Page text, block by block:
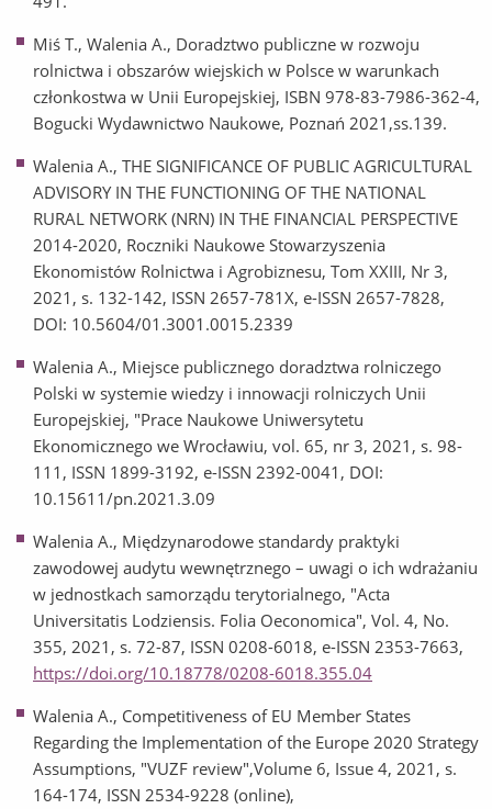
Miś T., Walenia A., Doradztwo publiczne w rozwoju
rolnictwa i obszarów wiejskich w Polsce w warunkach
członkostwa w Unii Europejskiej, ISBN 978-83-7986-362-4,
Bogucki Wydawnictwo Naukowe, Poznań 2021,ss.139.
Walenia A., THE SIGNIFICANCE OF PUBLIC AGRICULTURAL
ADVISORY IN THE FUNCTIONING OF THE NATIONAL
RURAL NETWORK (NRN) IN THE FINANCIAL PERSPECTIVE
2014-2020, Roczniki Naukowe Stowarzyszenia
Ekonomistów Rolnictwa i Agrobiznesu, Tom XXIII, Nr 3,
2021, s. 132-142, ISSN 2657-781X, e-ISSN 2657-7828,
DOI: 10.5604/01.3001.0015.2339
Walenia A., Miejsce publicznego doradztwa rolniczego
Polski w systemie wiedzy i innowacji rolniczych Unii
Europejskiej, "Prace Naukowe Uniwersytetu
Ekonomicznego we Wrocławiu, vol. 65, nr 3, 2021, s. 98-
111, ISSN 1899-3192, e-ISSN 2392-0041, DOI:
10.15611/pn.2021.3.09
Walenia A., Międzynarodowe standardy praktyki
zawodowej audytu wewnętrznego – uwagi o ich wdrażaniu
w jednostkach samorządu terytorialnego, "Acta
Universitatis Lodziensis. Folia Oeconomica", Vol. 4, No.
355, 2021, s. 72-87, ISSN 0208-6018, e-ISSN 2353-7663,
https://doi.org/10.18778/0208-6018.355.04
Walenia A., Competitiveness of EU Member States
Regarding the Implementation of the Europe 2020 Strategy
Assumptions, "VUZF review",Volume 6, Issue 4, 2021, s.
164-174, ISSN 2534-9228 (online),